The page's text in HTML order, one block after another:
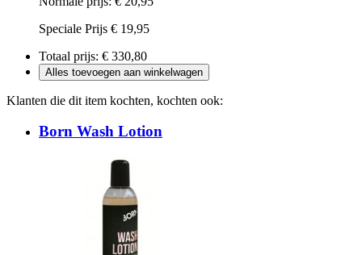
Speciale Prijs € 19,95
Totaal prijs: € 330,80
Alles toevoegen aan winkelwagen
Klanten die dit item kochten, kochten ook:
Born Wash Lotion